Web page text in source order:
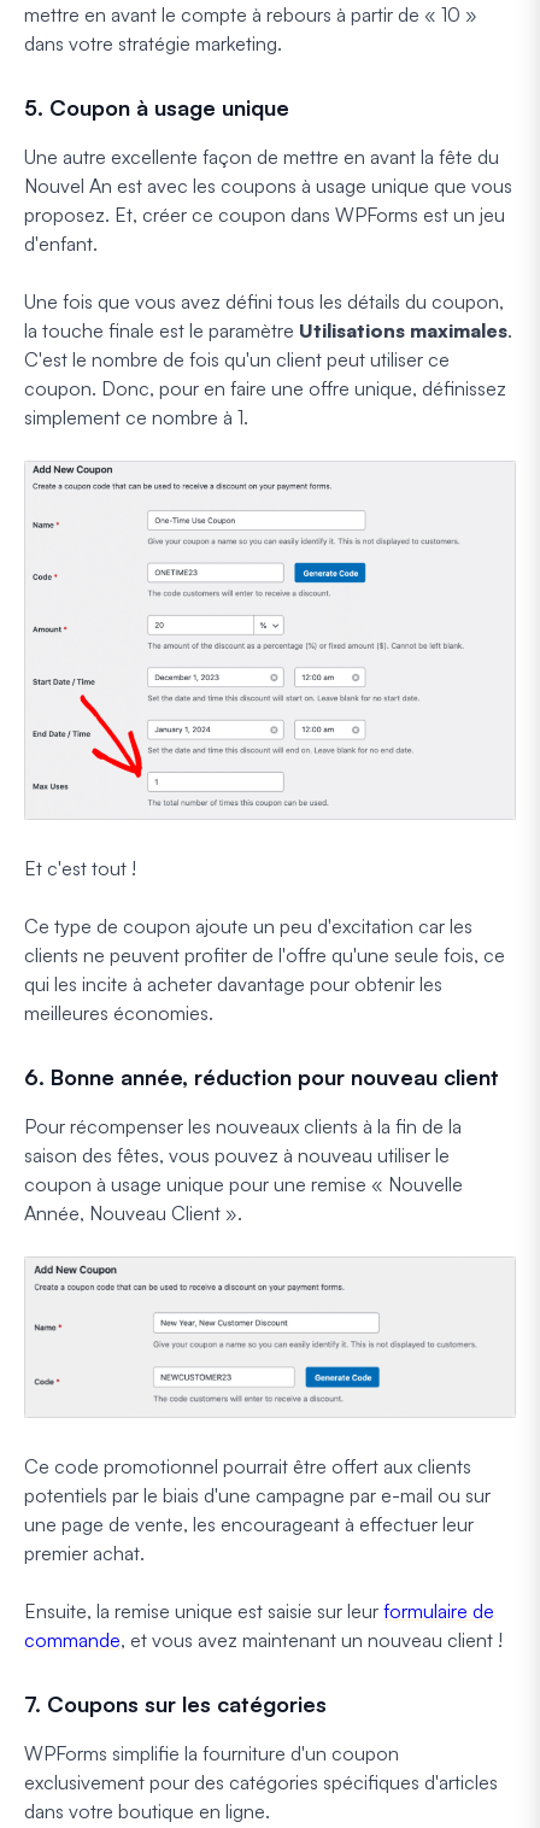
mettre en avant le compte à rebours à partir de « 10 »
dans votre stratégie marketing.
5. Coupon à usage unique
Une autre excellente façon de mettre en avant la fête du
Nouvel An est avec les coupons à usage unique que vous
proposez. Et, créer ce coupon dans WPForms est un jeu
d'enfant.
Une fois que vous avez défini tous les détails du coupon,
la touche finale est le paramètre Utilisations maximales.
C'est le nombre de fois qu'un client peut utiliser ce
coupon. Donc, pour en faire une offre unique, définissez
simplement ce nombre à 1.
Et c'est tout !
Ce type de coupon ajoute un peu d'excitation car les
clients ne peuvent profiter de l'offre qu'une seule fois, ce
qui les incite à acheter davantage pour obtenir les
meilleures économies.
6. Bonne année, réduction pour nouveau client
Pour récompenser les nouveaux clients à la fin de la
saison des fêtes, vous pouvez à nouveau utiliser le
coupon à usage unique pour une remise « Nouvelle
Année, Nouveau Client ».
Ce code promotionnel pourrait être offert aux clients
potentiels par le biais d'une campagne par e-mail ou sur
une page de vente, les encourageant à effectuer leur
premier achat.
Ensuite, la remise unique est saisie sur leur formulaire de
commande, et vous avez maintenant un nouveau client !
7. Coupons sur les catégories
WPForms simplifie la fourniture d'un coupon
exclusivement pour des catégories spécifiques d'articles
dans votre boutique en ligne.